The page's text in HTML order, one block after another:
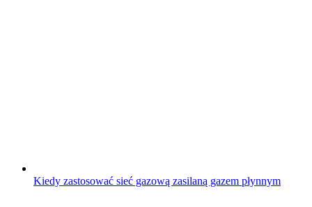
Kiedy zastosować sieć gazową zasilaną gazem płynnym